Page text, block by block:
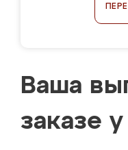
Ваша
заказе